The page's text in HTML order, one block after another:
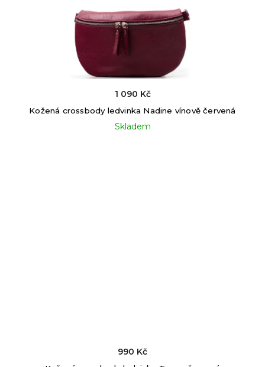
Kožená crossbody ledvinka Nadine vínově červená
Skladem
1 090 Kč
990 Kč